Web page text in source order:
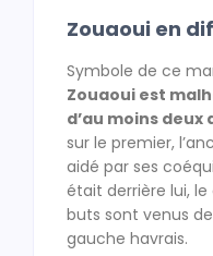
Zouaoui en
Symbole de ce
Zouaoui est
d’au moins
sur le premier,
aidé par ses
était derrière lui,
buts sont venus
gauche havrais.